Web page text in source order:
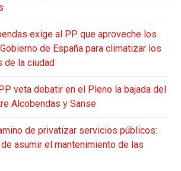
exige al PP que aproveche los
de España para climatizar los
la ciudad
veta debatir en el Pleno la bajada del
Alcobendas y Sanse
de privatizar servicios públicos:
de asumir el mantenimiento de las